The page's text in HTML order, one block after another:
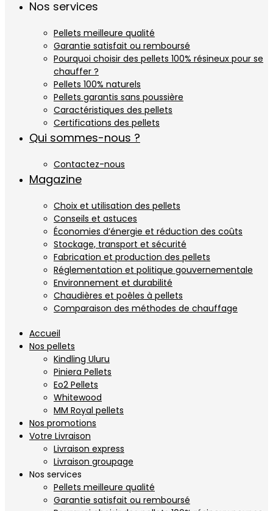
Nos services
Pellets meilleure qualité
Garantie satisfait ou remboursé
Pourquoi choisir des pellets 100% résineux pour se
chauffer ?
Pellets 100% naturels
Pellets garantis sans poussière
Caractéristiques des pellets
Certifications des pellets
Qui sommes-nous ?
Contactez-nous
Magazine
Choix et utilisation des pellets
Conseils et astuces
Économies d’énergie et réduction des coûts
Stockage, transport et sécurité
Fabrication et production des pellets
Réglementation et politique gouvernementale
Environnement et durabilité
Chaudières et poêles à pellets
Comparaison des méthodes de chauffage
Accueil
Nos pellets
Kindling Uluru
Piniera Pellets
Eo2 Pellets
Whitewood
MM Royal pellets
Nos promotions
Votre Livraison
Livraison express
Livraison groupage
Nos services
Pellets meilleure qualité
Garantie satisfait ou remboursé